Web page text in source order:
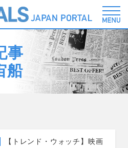
事
船
【トレンド・ウォッチ】映画